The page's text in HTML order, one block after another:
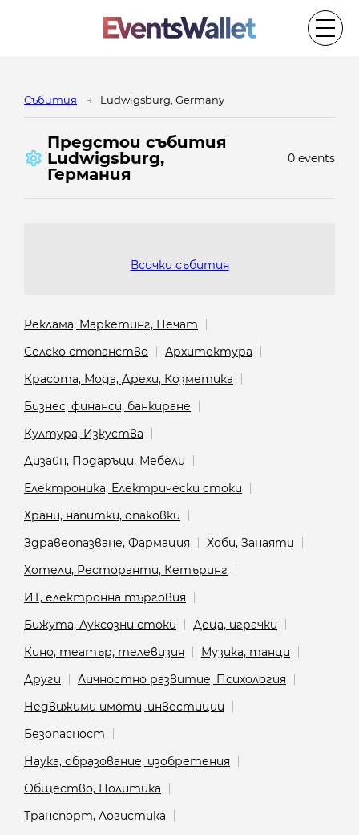
Cъбития Ludwigsburg, Germany
Предстои cъбития
Ludwigsburg,
Германия
0 events
Всички събития
Реклама, Маркетинг, Печат
Селско стопанство
Архитектура
Красота, Мода, Дрехи, Козметика
Бизнес, финанси, банкиране
Култура, Изкуства
Дизайн, Подаръци, Мебели
Електроника, Електрически стоки
Храни, напитки, опаковки
Здравеопазване, Фармация
Хоби, Занаяти
Хотели, Ресторанти, Кетъринг
ИТ, електронна търговия
Бижута, Луксозни стоки
Деца, играчки
Кино, театър, телевизия
Музика, танци
Други
Личностно развитие, Психология
Недвижими имоти, инвестиции
Безопасност
Наука, образование, изобретения
Общество, Политика
Транспорт, Логистика